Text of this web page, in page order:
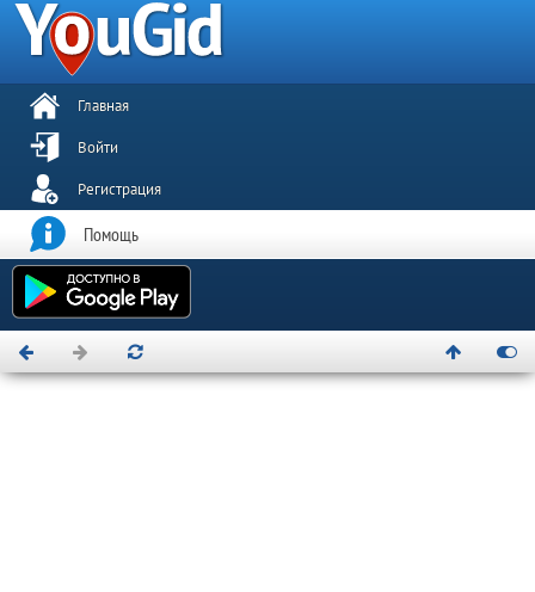
Главная
Войти
Регистрация
Помощь